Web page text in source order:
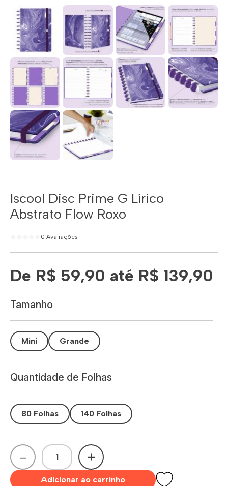
Iscool Disc Prime G Lírico
Abstrato Flow Roxo
0 Avaliações
De R$ 59,90 até R$ 139,90
Tamanho
Mini Grande
Quantidade de Folhas
80 Folhas 140 Folhas
- +
Adicionar ao carrinho